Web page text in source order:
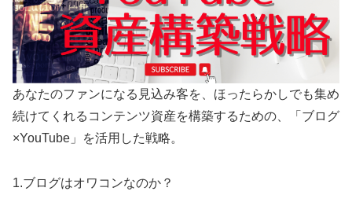
あなたのファンになる見込み客を、ほったらかしでも集め
続けてくれるコンテンツ資産を構築するための、「ブログ
×YouTube」を活用した戦略。
1.ブログはオワコンなのか？